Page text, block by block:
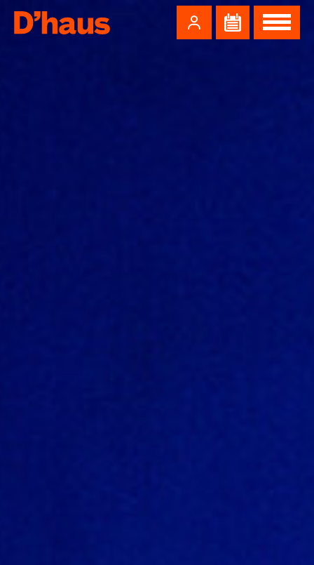
Zum Hauptinhalt springen Zum Footer springen